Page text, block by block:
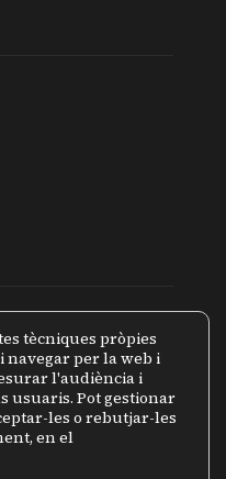
tècniques pròpies
per la web i
l'audiència i
usuaris. Pot gestionar
les o rebutjar-les
en el